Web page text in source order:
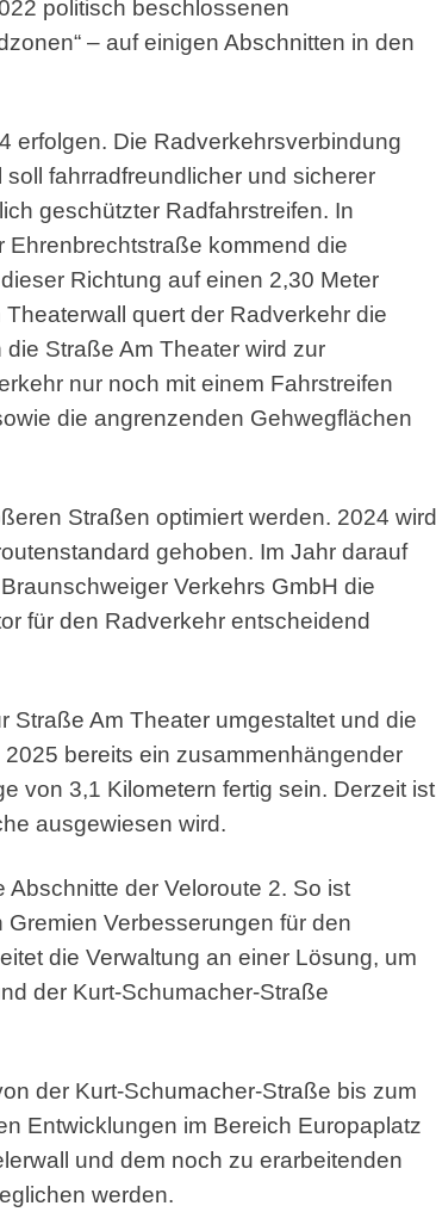
politisch beschlossenen
– auf einigen Abschnitten in den
erfolgen. Die Radverkehrsverbindung
fahrradfreundlicher und sicherer
geschützter Radfahrstreifen. In
Ehrenbrechtstraße kommend die
Richtung auf einen 2,30 Meter
quert der Radverkehr die
Straße Am Theater wird zur
nur noch mit einem Fahrstreifen
die angrenzenden Gehwegflächen
Straßen optimiert werden. 2024 wird
gehoben. Im Jahr darauf
Verkehrs GmbH die
für den Radverkehr entscheidend
Straße Am Theater umgestaltet und die
bereits ein zusammenhängender
von 3,1 Kilometern fertig sein. Derzeit ist
ausgewiesen wird.
der Veloroute 2. So ist
Verbesserungen für den
die Verwaltung an einer Lösung, um
der Kurt-Schumacher-Straße
der Kurt-Schumacher-Straße bis zum
Entwicklungen im Bereich Europaplatz
und dem noch zu erarbeitenden
werden.